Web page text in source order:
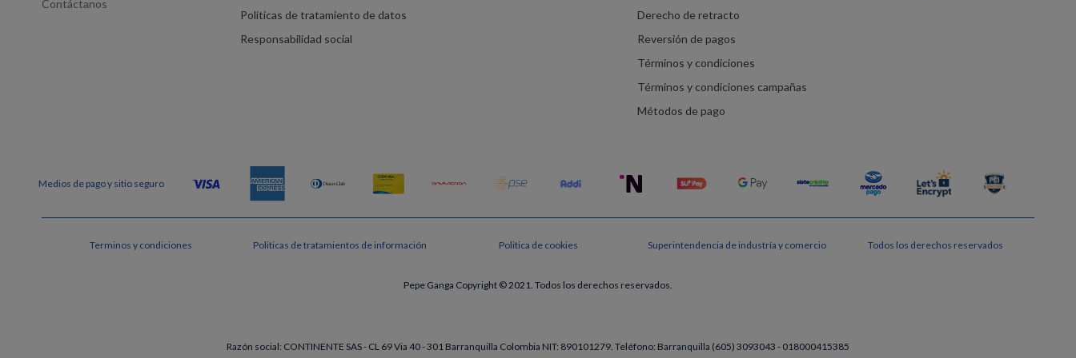
Contáctanos
Políticas de tratamiento de datos
Responsabilidad social
Derecho de retracto
Reversión de pagos
Términos y condiciones
Términos y condiciones campañas
Métodos de pago
Terminos y condiciones Politicas de tratamientos de información Politica de cookies Superintendencia de industría y comercio Todos los derechos reservados
Pepe Ganga Copyright © 2021. Todos los derechos reservados.
Razón social: CONTINENTE SAS - CL 69 Via 40 - 301 Barranquilla Colombia NIT: 890101279. Teléfono: Barranquilla (605) 3093043 - 018000415385